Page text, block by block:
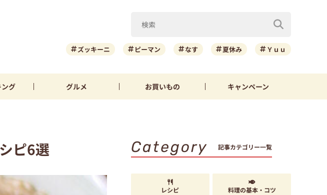
ズッキーニ ピーマン なす 夏休み Ｙｕｕ
グ グルメ お買いもの キャンペーン
ピ6選 Category 記事カテゴリー一覧
レシピ 料理の基本・コツ